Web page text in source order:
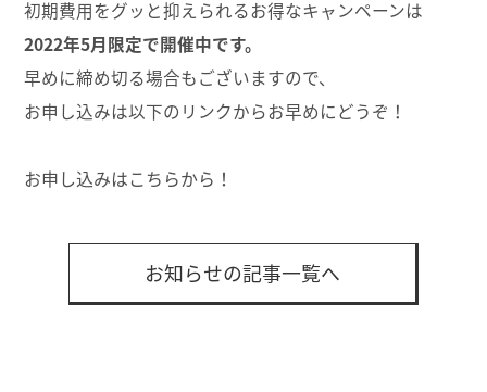
初期費用をグッと抑えられるお得なキャンペーンは
2022年5月限定で開催中です。
早めに締め切る場合もございますので、
お申し込みは以下のリンクからお早めにどうぞ！
お申し込みはこちらから！
お知らせの記事一覧へ